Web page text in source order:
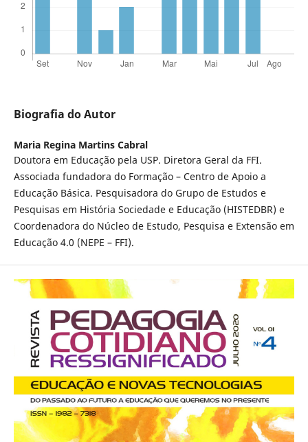
Biografia do Autor
Maria Regina Martins Cabral
Doutora em Educação pela USP. Diretora Geral da FFI.
Associada fundadora do Formação – Centro de Apoio a
Educação Básica. Pesquisadora do Grupo de Estudos e
Pesquisas em História Sociedade e Educação (HISTEDBR) e
Coordenadora do Núcleo de Estudo, Pesquisa e Extensão em
Educação 4.0 (NEPE – FFI).